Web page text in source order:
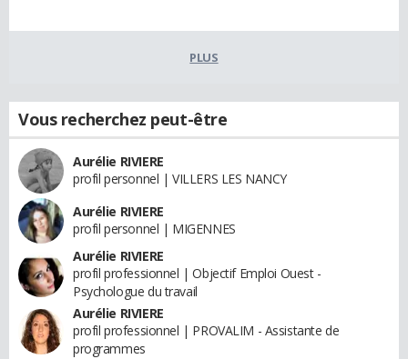
PLUS
Vous recherchez peut-être
Aurélie RIVIERE
profil personnel | VILLERS LES NANCY
Aurélie RIVIERE
profil personnel | MIGENNES
Aurélie RIVIERE
profil professionnel | Objectif Emploi Ouest -
Psychologue du travail
Aurélie RIVIERE
profil professionnel | PROVALIM - Assistante de
programmes